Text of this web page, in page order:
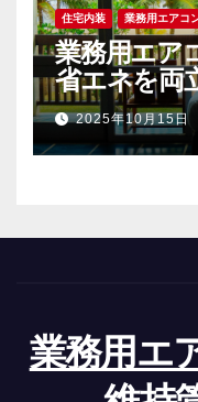
住宅内装 業務用エアコ
業務用エア
省エネを両
調戦略
2025年10月15日
業務用エ